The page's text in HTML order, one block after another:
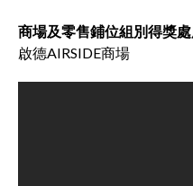
商場及零售鋪位組別得獎
啟德AIRSIDE商場